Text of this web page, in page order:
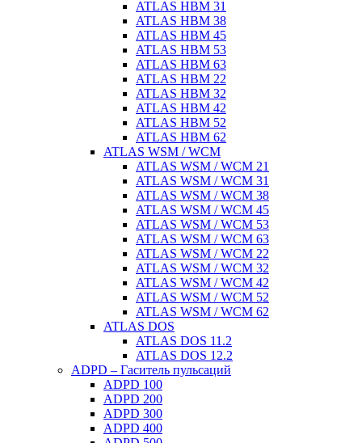
ATLAS HBM 31
ATLAS HBM 38
ATLAS HBM 45
ATLAS HBM 53
ATLAS HBM 63
ATLAS HBM 22
ATLAS HBM 32
ATLAS HBM 42
ATLAS HBM 52
ATLAS HBM 62
ATLAS WSM / WCM
ATLAS WSM / WCM 21
ATLAS WSM / WCM 31
ATLAS WSM / WCM 38
ATLAS WSM / WCM 45
ATLAS WSM / WCM 53
ATLAS WSM / WCM 63
ATLAS WSM / WCM 22
ATLAS WSM / WCM 32
ATLAS WSM / WCM 42
ATLAS WSM / WCM 52
ATLAS WSM / WCM 62
ATLAS DOS
ATLAS DOS 11.2
ATLAS DOS 12.2
ADPD – Гаситель пульсаций
ADPD 100
ADPD 200
ADPD 300
ADPD 400